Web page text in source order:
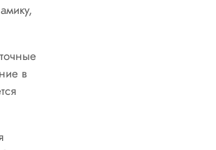
в